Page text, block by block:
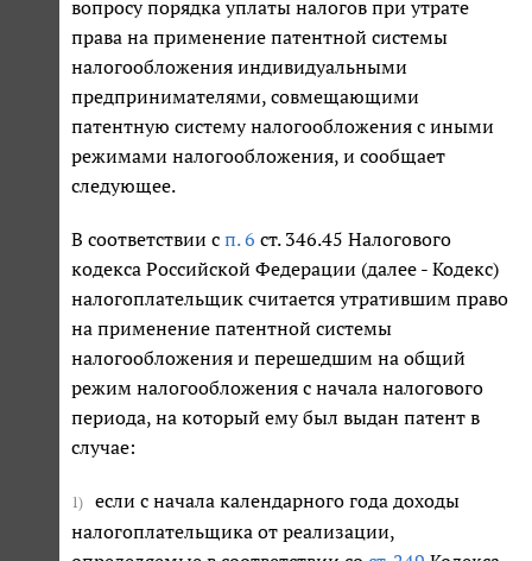
вопросу порядка уплаты налогов при утрате
права на применение патентной системы
налогообложения индивидуальными
предпринимателями, совмещающими
патентную систему налогообложения с иными
режимами налогообложения, и сообщает
следующее.
В соответствии с п. 6 ст. 346.45 Налогового
кодекса Российской Федерации (далее - Кодекс)
налогоплательщик считается утратившим право
на применение патентной системы
налогообложения и перешедшим на общий
режим налогообложения с начала налогового
периода, на который ему был выдан патент в
случае:
1)
если с начала календарного года доходы
налогоплательщика от реализации,